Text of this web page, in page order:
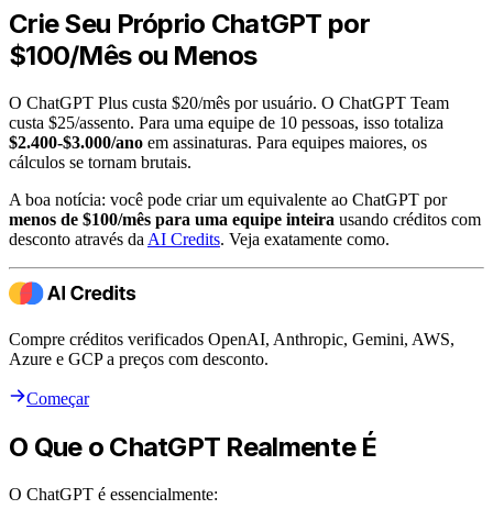
Crie Seu Próprio ChatGPT por
$100/Mês ou Menos
O ChatGPT Plus custa $20/mês por usuário. O ChatGPT Team
custa $25/assento. Para uma equipe de 10 pessoas, isso totaliza
$2.400-$3.000/ano em assinaturas. Para equipes maiores, os
cálculos se tornam brutais.
A boa notícia: você pode criar um equivalente ao ChatGPT por
menos de $100/mês para uma equipe inteira usando créditos com
desconto através da AI Credits. Veja exatamente como.
Compre créditos verificados OpenAI, Anthropic, Gemini, AWS,
Azure e GCP a preços com desconto.
Começar
O Que o ChatGPT Realmente É
O ChatGPT é essencialmente: